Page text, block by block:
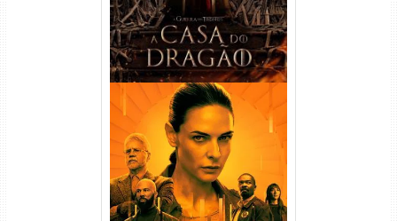
Silo 1ª Temporada Torrent
(2023) WEB-DL